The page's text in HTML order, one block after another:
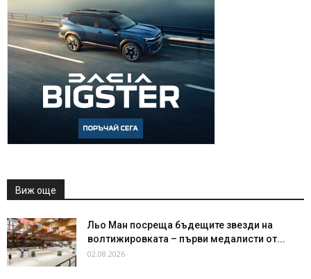
Виж още
Льо Ман посреща бъдещите звезди на
волтижировката – първи медалисти от...
02.08.2026